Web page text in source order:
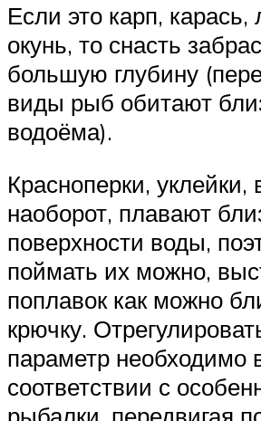
Если это карп,
окунь, то снасть
большую глубину
виды рыб обитают
водоёма).
Красноперки, уклейки,
наоборот, плавают
поверхности воды,
поймать их можно,
поплавок как можно
крючку.
параметр необходимо
соответствии с